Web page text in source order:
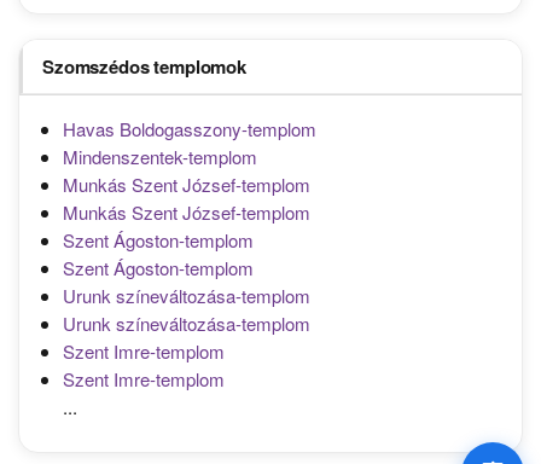
Szomszédos templomok
Havas Boldogasszony-templom
Mindenszentek-templom
Munkás Szent József-templom
Munkás Szent József-templom
Szent Ágoston-templom
Szent Ágoston-templom
Urunk színeváltozása-templom
Urunk színeváltozása-templom
Szent Imre-templom
Szent Imre-templom
...